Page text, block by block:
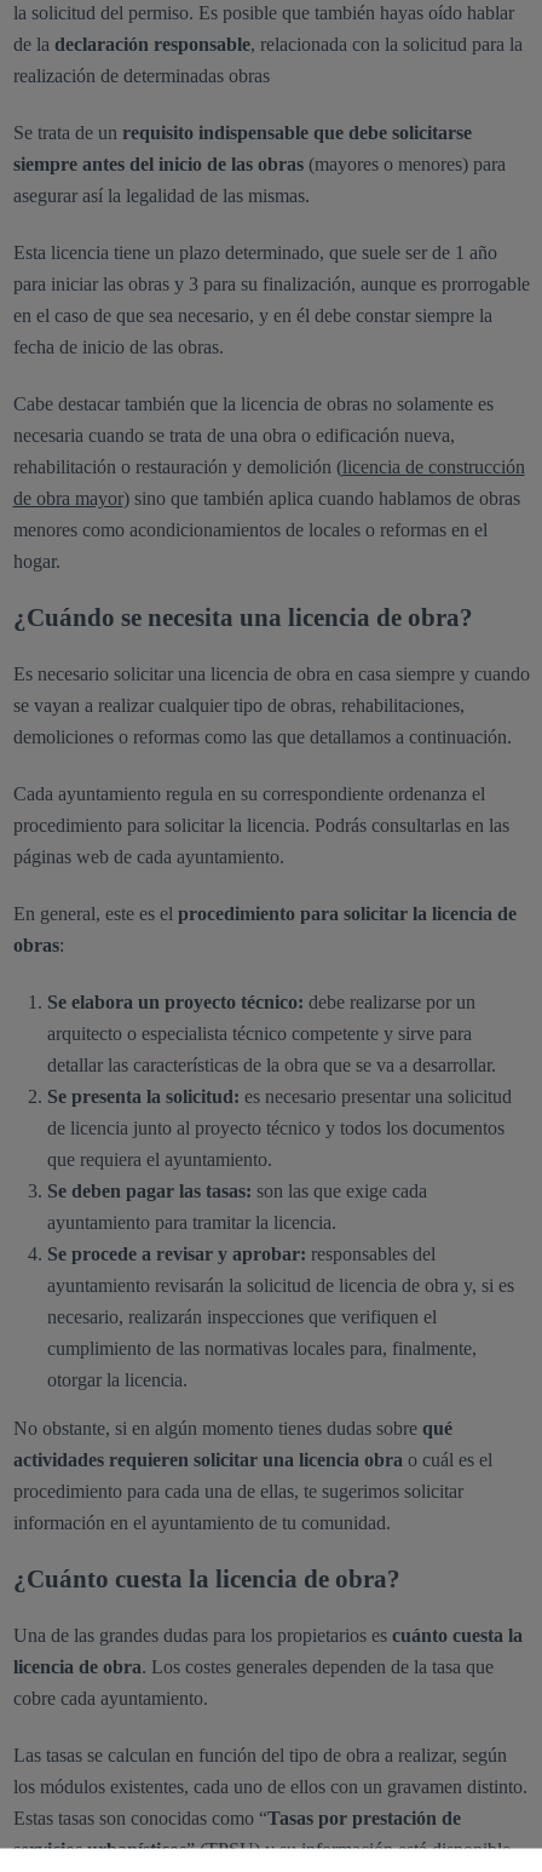
la solicitud del permiso. Es posible que también hayas oído hablar
de la declaración responsable, relacionada con la solicitud para la
realización de determinadas obras
Se trata de un requisito indispensable que debe solicitarse
siempre antes del inicio de las obras(mayores o menores) para
asegurar así la legalidad de las mismas.
Esta licencia tiene un plazo determinado, que suele ser de 1 año
para iniciar las obras y 3 para su finalización, aunque es prorrogable
en el caso de que sea necesario, y en él debe constar siempre la
fecha de inicio de las obras.
Cabe destacar también que la licencia de obras no solamente es
necesaria cuando se trata de una obra o edificación nueva,
rehabilitación o restauración y demolición (licencia de construcción
de obra mayor) sino que también aplica cuando hablamos de obras
menores como acondicionamientos de locales o reformas en el
hogar.
¿Cuándo se necesita una licencia de obra?
Es necesario solicitar una licencia de obra en casa siempre y cuando
se vayan a realizar cualquier tipo de obras, rehabilitaciones,
demoliciones o reformas como las que detallamos a continuación.
Cada ayuntamiento regula en su correspondiente ordenanza el
procedimiento para solicitar la licencia. Podrás consultarlas en las
páginas web de cada ayuntamiento.
En general, este es el procedimiento para solicitar la licencia de
obras:
Se elabora un proyecto técnico: debe realizarse por un
arquitecto o especialista técnico competente y sirve para
detallar las características de la obra que se va a desarrollar.
Se presenta la solicitud: es necesario presentar una solicitud
de licencia junto al proyecto técnico y todos los documentos
que requiera el ayuntamiento.
Se deben pagar las tasas: son las que exige cada
ayuntamiento para tramitar la licencia.
Se procede a revisar y aprobar: responsables del
ayuntamiento revisarán la solicitud de licencia de obra y, si es
necesario, realizarán inspecciones que verifiquen el
cumplimiento de las normativas locales para, finalmente,
otorgar la licencia.
No obstante, si en algún momento tienes dudas sobre qué
actividades requieren solicitar una licencia obra o cuál es el
procedimiento para cada una de ellas, te sugerimos solicitar
información en el ayuntamiento de tu comunidad.
¿Cuánto cuesta la licencia de obra?
Una de las grandes dudas para los propietarios es cuánto cuesta la
licencia de obra. Los costes generales dependen de la tasa que
cobre cada ayuntamiento.
Las tasas se calculan en función del tipo de obra a realizar, según
los módulos existentes, cada uno de ellos con un gravamen distinto.
Estas tasas son conocidas como “Tasas por prestación de
servicios urbanísticos” (TPSU) y su información está disponible